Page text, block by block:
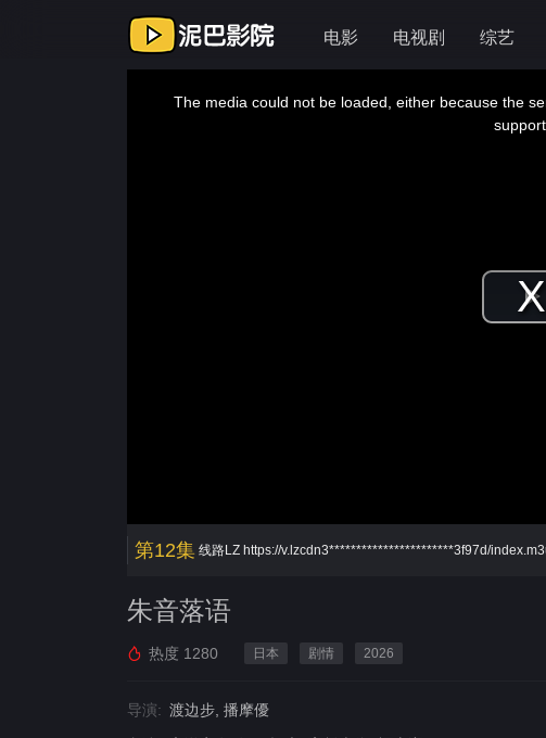
电影 电视剧 综艺
The media could not be loaded, either because the
第12集 线路LZ https://v.lzcdn3***********************3f97d/
朱音落语
热度 1280 日本 剧情 2026
导演: 渡边步, 播摩優